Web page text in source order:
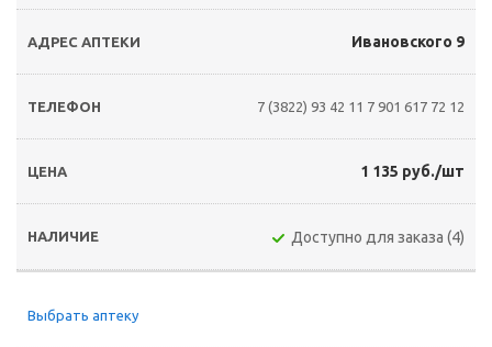
Ивановского 9
7 (3822) 93 42 11 7 901 617 72 12
1 135 руб./шт
Доступно для заказа (4)
Выбрать аптеку